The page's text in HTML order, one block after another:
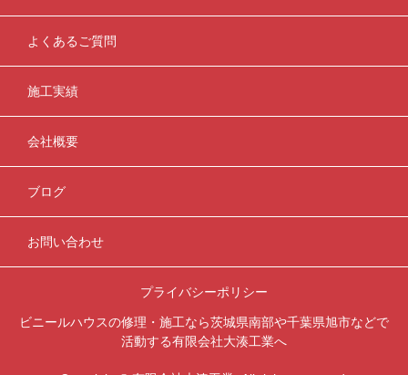
よくあるご質問
施工実績
会社概要
ブログ
お問い合わせ
プライバシーポリシー
ビニールハウスの修理・施工なら茨城県南部や千葉県旭市などで
活動する有限会社大湊工業へ